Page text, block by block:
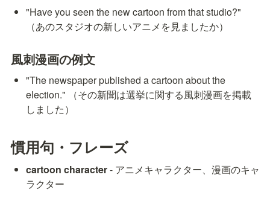
"Have you seen the new cartoon from that studio?"
（あのスタジオの新しいアニメを見ましたか）
風刺漫画の例文
"The newspaper published a cartoon about the
election." （その新聞は選挙に関する風刺漫画を掲載
しました）
慣用句・フレーズ
cartoon character - アニメキャラクター、漫画のキャ
ラクター